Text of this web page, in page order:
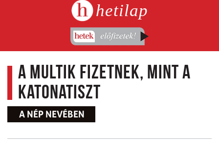
hetilap
A multik fizetnek, mint a
katonatiszt
A NÉP NEVÉBEN